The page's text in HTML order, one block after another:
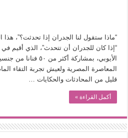
“ماذا ستقول لنا الجدران إذا تحدثت؟”،
“إذا كان للجدران أن تتحدث”، الذي أقيم
الأيوبي، بمشاركة
المعاصرة المصرية ولعيش تجربة التقاء
قليل من المحادثات والحكايات …
أكمل القراءة »